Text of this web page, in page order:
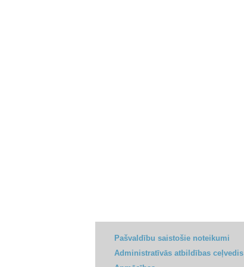
Pašvaldību saistošie noteikumi
Administratīvās atbildības ceļvedis